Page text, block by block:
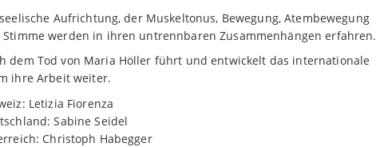
Aufrichtung, der Muskeltonus, Bewegung, Atembewegung
Stimme werden in ihren untrennbaren Zusammenhängen erfahren.
dem Tod von Maria Höller führt und entwickelt das internationale
ihre Arbeit weiter.
Letizia Fiorenza
Sabine Seidel
Christoph Habegger